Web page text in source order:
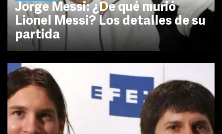
Jorge Messi: ¿De qué murió
Lionel Messi? Los detalles de su
partida